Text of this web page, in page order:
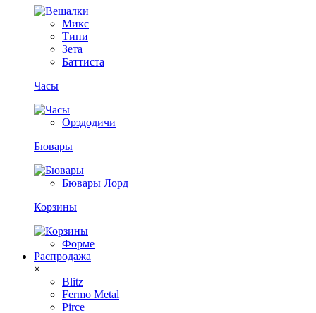
Микс
Типи
Зета
Баттиста
Часы
Орэдодичи
Бювары
Бювары Лорд
Корзины
Форме
Распродажа
×
Blitz
Fermo Metal
Pirce